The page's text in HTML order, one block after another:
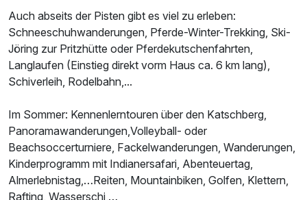
Auch abseits der Pisten gibt es viel zu erleben:
Schneeschuhwanderungen, Pferde-Winter-Trekking, Ski-
Jöring zur Pritzhütte oder Pferdekutschenfahrten,
Langlaufen (Einstieg direkt vorm Haus ca. 6 km lang),
Schiverleih, Rodelbahn,...
Im Sommer: Kennenlerntouren über den Katschberg,
Panoramawanderungen,Volleyball- oder
Beachsoccerturniere, Fackelwanderungen, Wanderungen,
Kinderprogramm mit Indianersafari, Abenteuertag,
Almerlebnistag,…Reiten, Mountainbiken, Golfen, Klettern,
Rafting, Wasserschi,…